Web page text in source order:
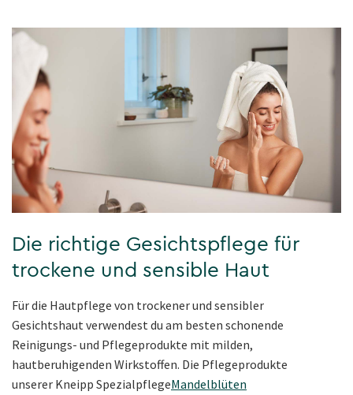
Die richtige Gesichtspflege für
trockene und sensible Haut
Für die Hautpflege von trockener und sensibler
Gesichtshaut verwendest du am besten schonende
Reinigungs- und Pflegeprodukte mit milden,
hautberuhigenden Wirkstoffen. Die Pflegeprodukte
unserer Kneipp SpezialpflegeMandelblüten